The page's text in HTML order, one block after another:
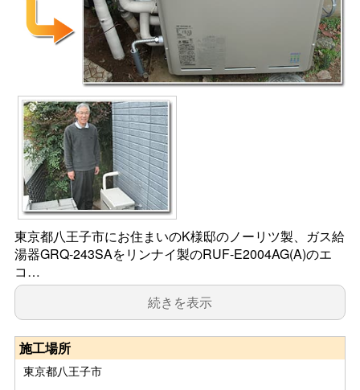
東京都八王子市にお住まいのK様邸のノーリツ製、ガス給
湯器GRQ-243SAをリンナイ製のRUF-E2004AG(A)のエ
コ…
続きを表示
施工場所
東京都八王子市